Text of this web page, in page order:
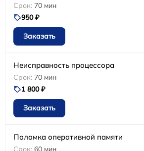
70 мин
950 ₽
Заказать
Неисправность процессора
70 мин
1 800 ₽
Заказать
Поломка оперативной памяти
60 мин